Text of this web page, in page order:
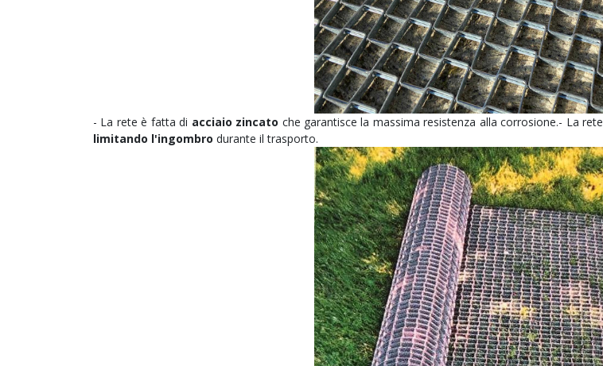
- La rete è fatta di acciaio zincato che garantisce la massima resistenza alla corrosione.- La rete
limitando l'ingombro durante il trasporto.